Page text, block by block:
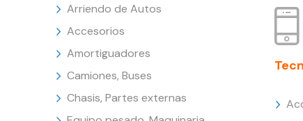
Arriendo de Autos
Accesorios
Amortiguadores
Camiones, Buses
Chasis, Partes externas